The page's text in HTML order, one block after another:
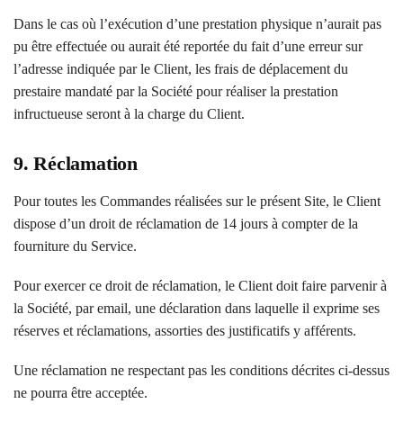
Dans le cas où l’exécution d’une prestation physique n’aurait pas
pu être effectuée ou aurait été reportée du fait d’une erreur sur
l’adresse indiquée par le Client, les frais de déplacement du
prestaire mandaté par la Société pour réaliser la prestation
infructueuse seront à la charge du Client.
9. Réclamation
Pour toutes les Commandes réalisées sur le présent Site, le Client
dispose d’un droit de réclamation de 14 jours à compter de la
fourniture du Service.
Pour exercer ce droit de réclamation, le Client doit faire parvenir à
la Société, par email, une déclaration dans laquelle il exprime ses
réserves et réclamations, assorties des justificatifs y afférents.
Une réclamation ne respectant pas les conditions décrites ci-dessus
ne pourra être acceptée.